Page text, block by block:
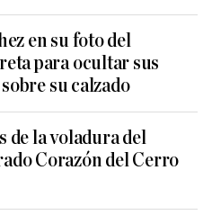
en su foto del
para ocultar sus
su calzado
de la voladura del
Corazón del Cerro